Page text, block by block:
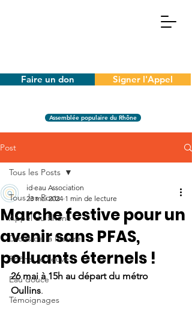
Faire un don Signer l'Appel
Assemblée populaire du Rhône
Post
Tous les Posts
Appel du Rhône
Droits de la Nature
Rhône, le fleuve
Eau douce
Témoignages
Tous les Posts
Marche festive pour un
avenir sans PFAS,
polluants éternels !
id·eau Association
23 mai 2024 1 min de lecture
26 mai à 15h au départ du métro
Oullins.